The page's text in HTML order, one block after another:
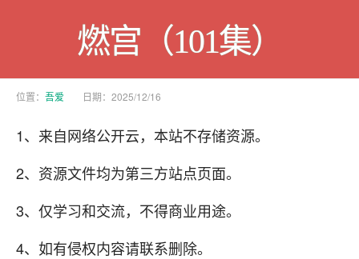
燃宫（101集）
位置： 吾爱 日期：2025/12/16
1、来自网络公开云，本站不存储资源。
2、资源文件均为第三方站点页面。
3、仅学习和交流，不得商业用途。
4、如有侵权内容请联系删除。